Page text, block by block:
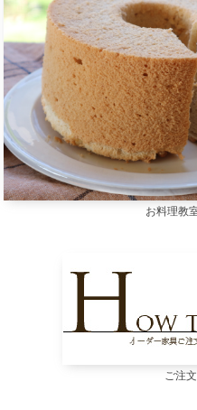
お料理教
ご注